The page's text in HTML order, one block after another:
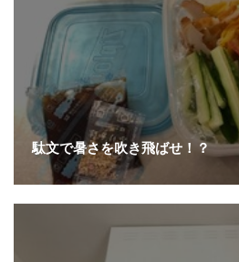
駄文で暑さを吹き飛ばせ！？